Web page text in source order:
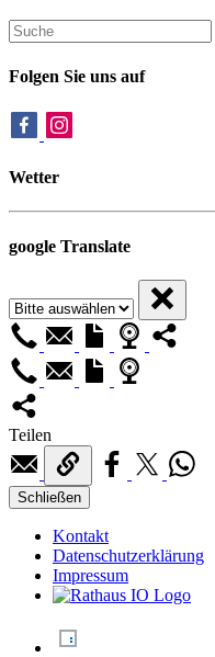
Folgen Sie uns auf
Wetter
google Translate
Teilen
Schließen
Kontakt
Datenschutzerklärung
Impressum